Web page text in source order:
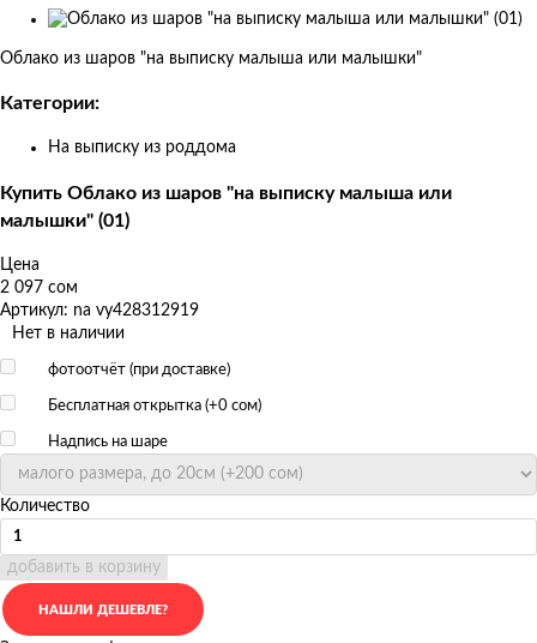
Изображения
товаров
Облако из шаров "на выписку малыша или малышки"
Категории:
На выписку из роддома
Купить Облако из шаров "на выписку малыша или
малышки" (01)
Цена
2 097 сом
Артикул: na vy428312919
Нет в наличии
фотоотчёт (при доставке)
Бесплатная открытка (+0 сом)
Надпись на шаре
Количество
добавить в корзину